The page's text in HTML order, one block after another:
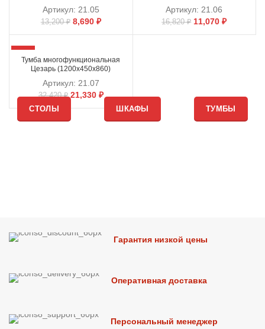
Артикул: 21.05
13,200₽ 8,690 ₽
Артикул: 21.06
16,820₽ 11,070₽
-34%
Тумба многофункциональная
Цезарь (1200х450х860)
Артикул: 21.07
32,420₽ 21,330 ₽
СТОЛЫ ШКАФЫ ТУМБЫ
Гарантия низкой цены
Оперативная доставка
Персональный менеджер